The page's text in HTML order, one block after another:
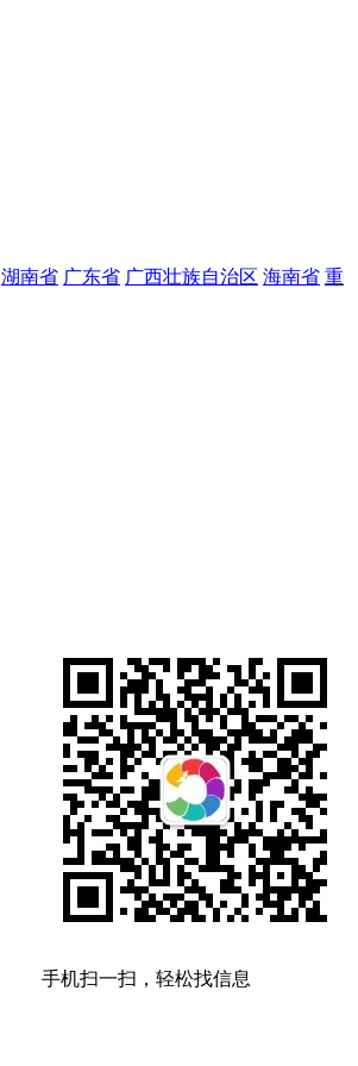
湖南省 广东省 广西壮族自治区 海南省 重
手机扫一扫，轻松找信息